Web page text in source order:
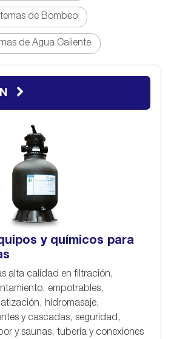
de Bombeo
de Agua Caliente
y químicos para
alta calidad en filtración,
empotrables,
hidromasaje,
y cascadas, seguridad,
y saunas, tuberia y conexiones